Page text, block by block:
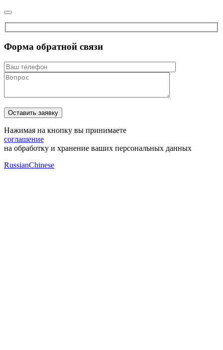
Форма обратной связи
Нажимая на кнопку вы принимаете
соглашение
на обработку и хранение ваших персональных данных
RussianChinese